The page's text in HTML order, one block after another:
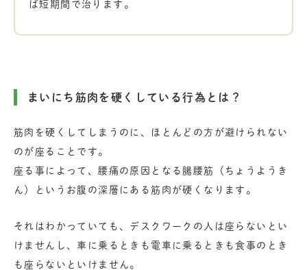
ば短期間で治ります。
まいにち筋肉を硬くしている行為とは？
筋肉を硬くしてしまうのに、ほとんどの方が避けられない
のが座ることです。
座る事によって、腰痛の原因となる腸腰筋（ちょうようき
ん）というお腹の深層にある筋肉が硬くなります。
それはわかっていても、デスクワークの人は座らないとい
けませんし、車に乗るときも電車に乗るときも食事のとき
も座らないといけません。